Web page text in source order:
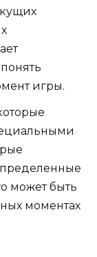
игры.
может быть
моментах